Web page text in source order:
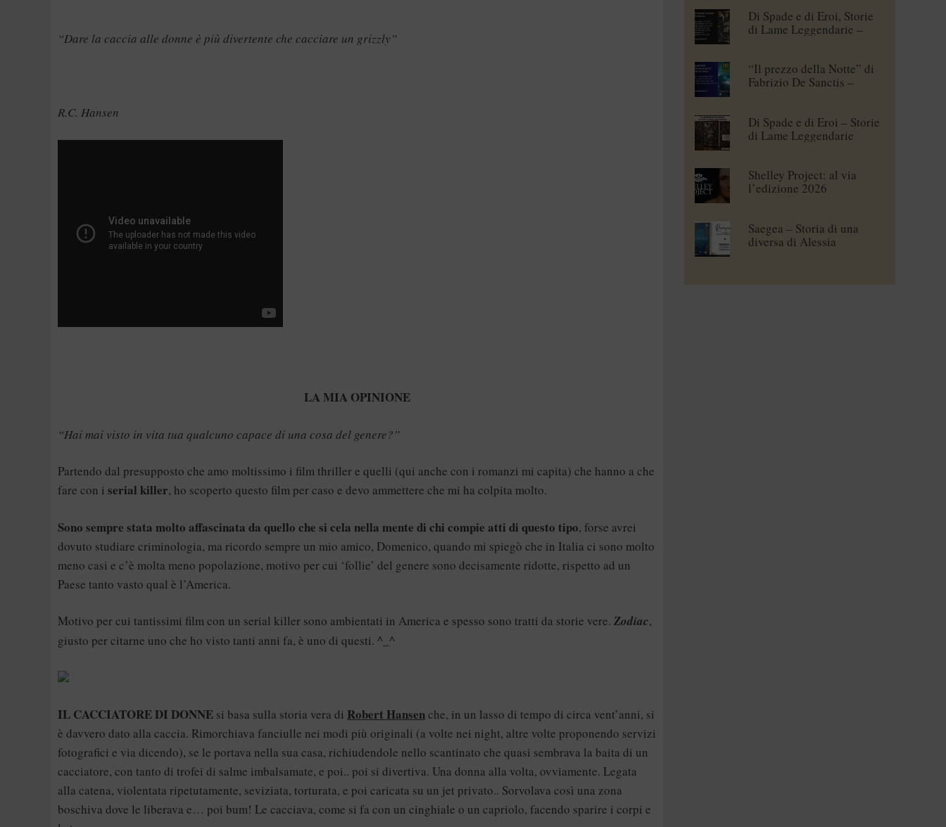
“Dare la caccia alle donne è più divertente che cacciare un grizzly”
R.C. Hansen
LA MIA OPINIONE
“Hai mai visto in vita tua qualcuno capace di una cosa del genere?”
Partendo dal presupposto che amo moltissimo i film thriller e quelli (qui anche con i romanzi mi capita) che hanno a che
fare con i serial killer, ho scoperto questo film per caso e devo ammettere che mi ha colpita molto.
Sono sempre stata molto affascinata da quello che si cela nella mente di chi compie atti di questo tipo, forse avrei
dovuto studiare criminologia, ma ricordo sempre un mio amico, Domenico, quando mi spiegò che in Italia ci sono molto
meno casi e c’è molta meno popolazione, motivo per cui ‘follie’ del genere sono decisamente ridotte, rispetto ad un
Paese tanto vasto qual è l’America.
Motivo per cui tantissimi film con un serial killer sono ambientati in America e spesso sono tratti da storie vere. Zodiac,
giusto per citarne uno che ho visto tanti anni fa, è uno di questi. ^_^
IL CACCIATORE DI DONNE si basa sulla storia vera di Robert Hansenche, in un lasso di tempo di circa vent’anni, si
è davvero dato alla caccia. Rimorchiava fanciulle nei modi più originali (a volte nei night, altre volte proponendo servizi
fotografici e via dicendo), se le portava nella sua casa, richiudendole nello scantinato che quasi sembrava la baita di un
cacciatore, con tanto di trofei di salme imbalsamate, e poi.. poi si divertiva. Una donna alla volta, ovviamente. Legata
alla catena, violentata ripetutamente, seviziata, torturata, e poi caricata su un jet privato.. Sorvolava così una zona
boschiva dove le liberava e… poi bum! Le cacciava, come si fa con un cinghiale o un capriolo, facendo sparire i corpi e
Di Spade e di Eroi, Storie
di Lame Leggendarie –
“Il prezzo della Notte” di
Fabrizio De Sanctis –
Di Spade e di Eroi – Storie
di Lame Leggendarie
Shelley Project: al via
l’edizione 2026
Saegea – Storia di una
diversa di Alessia